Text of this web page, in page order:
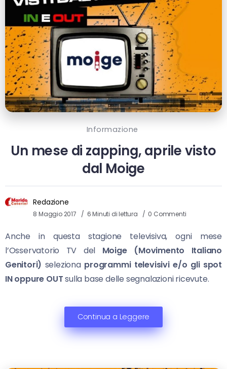
Informazione
Un mese di zapping, aprile visto
dal Moige
Redazione
8 Maggio 2017 6 Minuti di lettura 0 Commenti
Anche in questa stagione televisiva, ogni mese
l’Osservatorio TV del Moige (Movimento Italiano
Genitori) seleziona programmi televisivi e/o gli spot
IN oppure OUTsulla base delle segnalazioni ricevute.
Continua a Leggere